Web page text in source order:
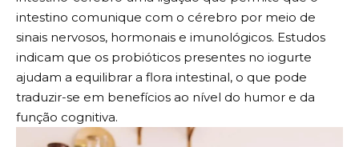
intestino comunique com o cérebro por meio de
sinais nervosos, hormonais e imunológicos. Estudos
indicam que os probióticos presentes no iogurte
ajudam a equilibrar a flora intestinal, o que pode
traduzir-se em benefícios ao nível do humor e da
função cognitiva.